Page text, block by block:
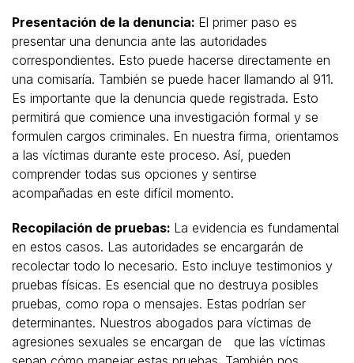
Presentación de la denuncia: El primer paso es
presentar una denuncia ante las autoridades
correspondientes. Esto puede hacerse directamente en
una comisaría. También se puede hacer llamando al 911.
Es importante que la denuncia quede registrada. Esto
permitirá que comience una investigación formal y se
formulen cargos criminales. En nuestra firma, orientamos
a las víctimas durante este proceso. Así, pueden
comprender todas sus opciones y sentirse
acompañadas en este difícil momento.
Recopilación de pruebas: La evidencia es fundamental
en estos casos. Las autoridades se encargarán de
recolectar todo lo necesario. Esto incluye testimonios y
pruebas físicas. Es esencial que no destruya posibles
pruebas, como ropa o mensajes. Estas podrían ser
determinantes. Nuestros abogados para víctimas de
agresiones sexuales se encargan de que las víctimas